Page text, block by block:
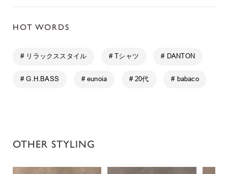
HOT WORDS
# リラックススタイル # Tシャツ # DANTON
# G.H.BASS # eunoia # 20代 # babaco
OTHER STYLING